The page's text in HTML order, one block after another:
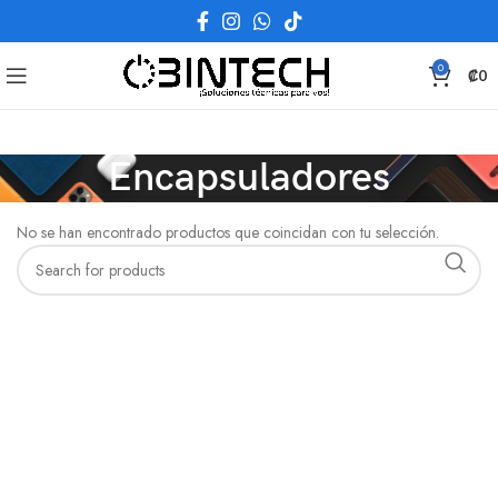
0 ₡0
Encapsuladores
No se han encontrado productos que coincidan con tu selección.